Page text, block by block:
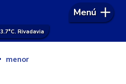
3.7°C. Rivadavia
Menú
menor